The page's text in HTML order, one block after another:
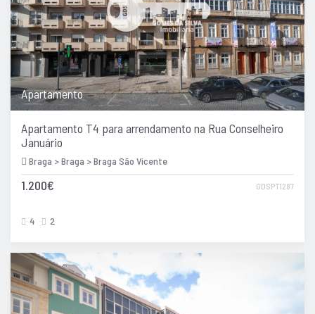
Apartamento
Apartamento T4 para arrendamento na Rua Conselheiro
Januário
Braga > Braga > Braga São Vicente
GDSPT1287
1.200€
4 2